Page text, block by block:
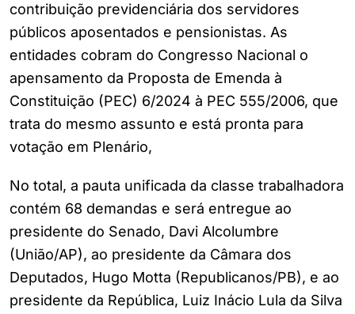
contribuição previdenciária dos servidores
públicos aposentados e pensionistas. As
entidades cobram do Congresso Nacional o
apensamento da Proposta de Emenda à
Constituição (PEC) 6/2024 à PEC 555/2006, que
trata do mesmo assunto e está pronta para
votação em Plenário,
No total, a pauta unificada da classe trabalhadora
contém 68 demandas e será entregue ao
presidente do Senado, Davi Alcolumbre
(União/AP), ao presidente da Câmara dos
Deputados, Hugo Motta (Republicanos/PB), e ao
presidente da República, Luiz Inácio Lula da Silva